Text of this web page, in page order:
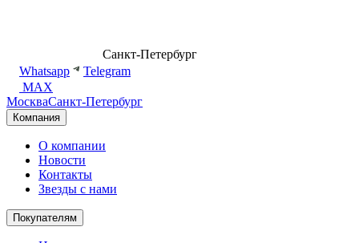
Санкт-Петербург
Whatsapp
Telegram
MAX
МоскваСанкт-Петербург
Компания
О компании
Новости
Контакты
Звезды с нами
Покупателям